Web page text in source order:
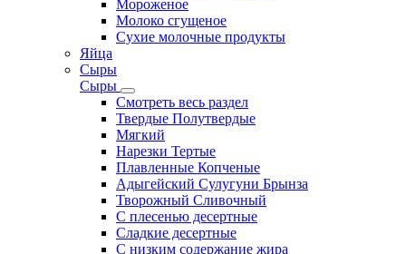
Мороженое
Молоко сгущеное
Сухие молочные продукты
Яйца
Сыры
Сыры
Смотреть весь раздел
Твердые Полутвердые
Мягкий
Нарезки Тертые
Плавленные Копченые
Адыгейский Сулугуни Брынза
Творожный Сливочный
С плесенью десертные
Сладкие десертные
С низким содержание жира